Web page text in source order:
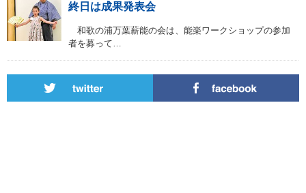
終日は成果発表会
和歌の浦万葉薪能の会は、能楽ワークショップの参加
者を募って…